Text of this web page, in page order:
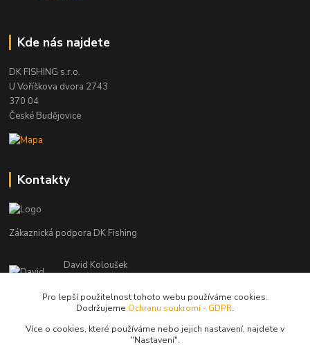
Kde nás najdete
DK FISHING s.r.o.
U Voříškova dvora 2743
370 04
České Budějovice
Kontakty
Zákaznická podpora DK Fishing
David Koloušek
(Po-Pá, 7-18 hod.)
Pro lepší použitelnost tohoto webu používáme cookies.
Dodržujeme Ochranu soukromí - GDPR.
Více o cookies, které používáme nebo jejich nastavení, najdete v
"Nastavení".